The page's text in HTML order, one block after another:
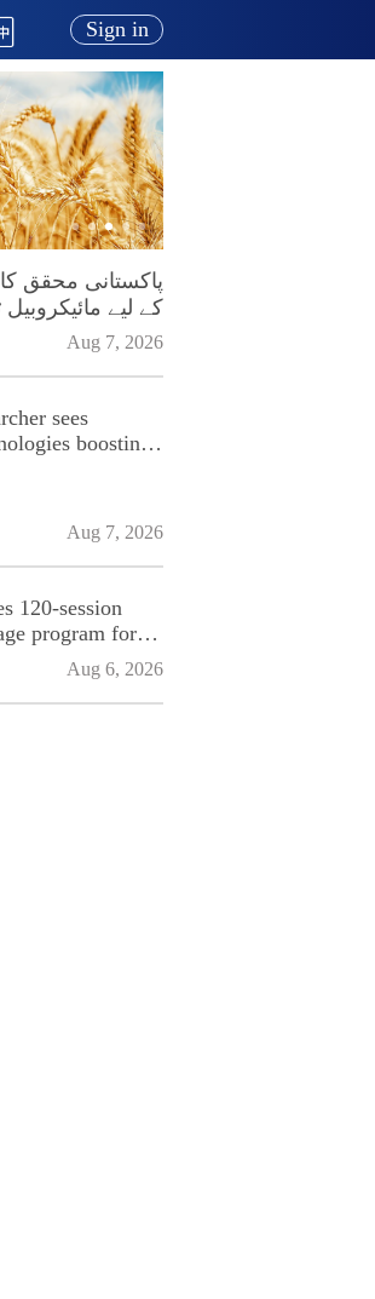
Sign in
پاکستانی محقق
کے لیے
فروغ پر زور
Aug 7, 2026
sees
boosting
Aug 7, 2026
120-session
program for
Aug 6, 2026